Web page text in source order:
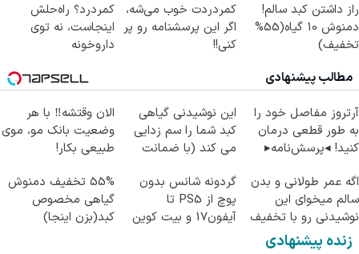
راز داشتن کبد سالم!
دمنوش 10 گیاه(55%
تخفیف)
کمردردت خوب می‌شه،
اگر این پرسشنامه رو پر
کنی!!
کمردرد؟ راه‌حلش
اینجاست، نه توی
داروخونه
مطالب پیشنهادی
آرتروز مفاصل خود را
به طور قطعی درمان
کنید! ◂پرسش‌نامه▸
این نوشیدنی گیاهی
کبد شما را سم زدایی
می کند (با ضمانت
الان وقتشه‼️ با هر
وضعیت بانک مو، موی
طبیعی بکار!
اگه عمر طولانی و بدن
سالم میخوای این
نوشیدنی رو با تخفیف
بخر
گردونه شانس بدون
پوچ از PS5 تا
آیفون17 و بیت کوین
55% تخفیف دمنوش
گیاهی مخصوص
کبد(بزن اینجا)
زنده پیشنهادی